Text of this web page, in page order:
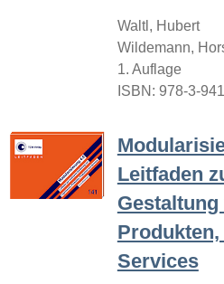
Waltl, Hubert
Wildemann,
1. Auflage
ISBN: 978-3-
Leitfaden
Services